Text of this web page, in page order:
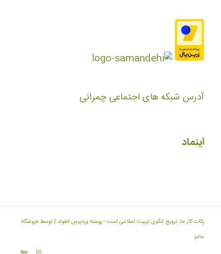
آدرس شبکه های اجتماعی چمرانی
اینماد
زکات کار ما، ترویج الگوی تربیت اسلامی است -پوسته وردپرس انفولد | توسط فروشگاه
خاتم